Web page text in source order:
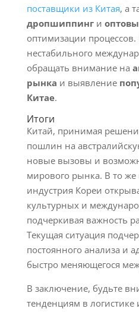
поставщики из Китая, а
дропшиппинги
оптимизации процессов.
нестабильного
обращать внимание на
рынка и выявление
Китае.
Итоги
Китай, принимая
пошлин на
новые вызовы и
мирового рынка. В то
индустрия Кореи
культурных и
подчеркивая важность
Текущая ситуация
постоянного анализа и
быстро меняющегося
В заключение, будьте
тенденциям в